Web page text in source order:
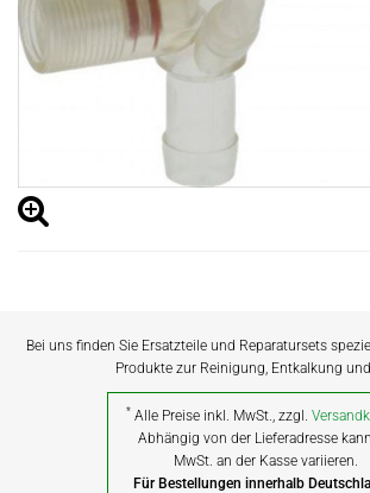
Bei uns finden Sie Ersatzteile und Reparatursets
Produkte zur Reinigung, Entkalkung und
* Alle Preise inkl. MwSt., zzgl.
Abhängig von der Lieferadresse
MwSt. an der Kasse variieren.
Für Bestellungen innerhalb